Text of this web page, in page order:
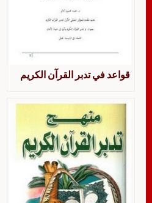
قواعد في تدبر القرآن الكريم